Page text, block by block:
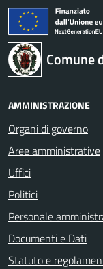
Comune
AMMINISTRAZIONE
Organi di governo
Aree amministrative
Uffici
Politici
Personale
Documenti e Dati
Statuto e